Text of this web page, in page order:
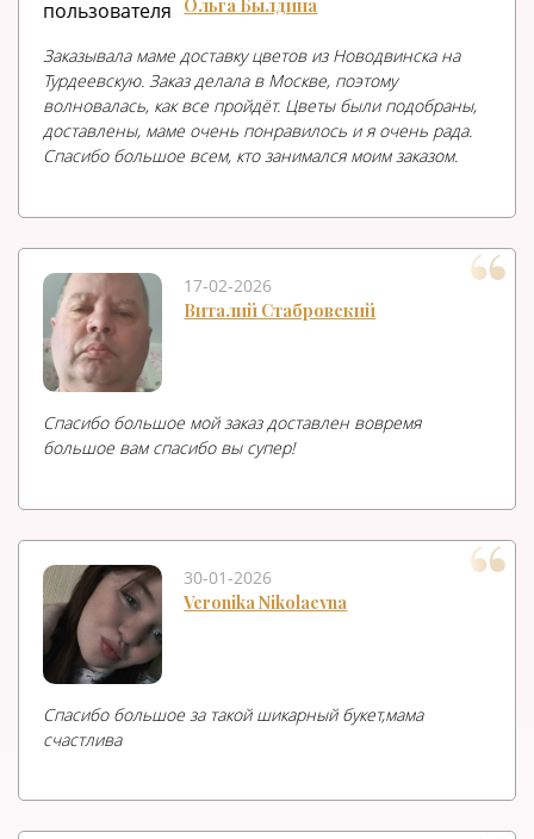
Ольга Былдина
Заказывала маме доставку цветов из Новодвинска на
Турдеевскую. Заказ делала в Москве, поэтому
волновалась, как все пройдёт. Цветы были подобраны,
доставлены, маме очень понравилось и я очень рада.
Спасибо большое всем, кто занимался моим заказом.
17-02-2026
Виталий Стабровский
Спасибо большое мой заказ доставлен вовремя
большое вам спасибо вы супер!
30-01-2026
Veronika Nikolaevna
Спасибо большое за такой шикарный букет,мама
счастлива